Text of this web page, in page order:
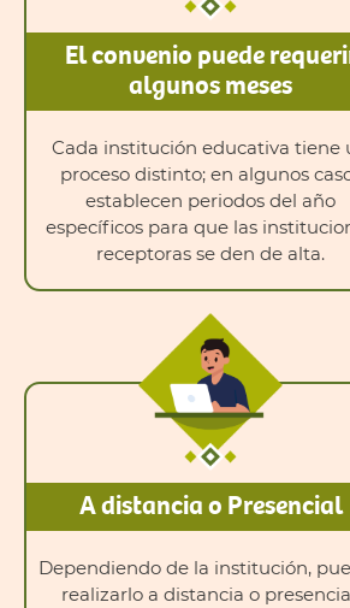
El convenio puede
algunos meses
Cada institución educativa tiene
proceso distinto; en algunos
establecen periodos del año
específicos para que las
receptoras se den de alta.
A distancia o Presencial
Dependiendo de la institución,
realizarlo a distancia o